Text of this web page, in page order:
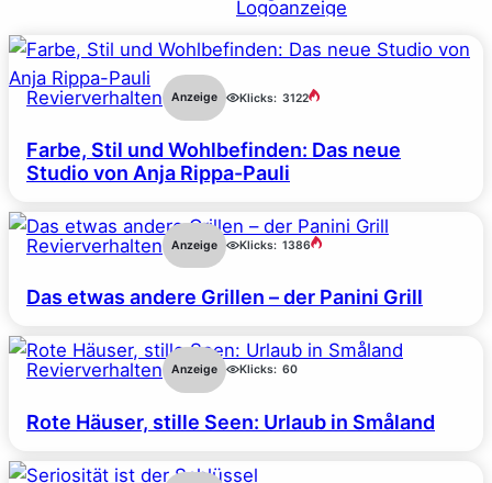
Revierverhalten Anzeige Klicks: 3122
Farbe, Stil und Wohlbefinden: Das neue
Studio von Anja Rippa-Pauli
Revierverhalten Anzeige Klicks: 1386
Das etwas andere Grillen – der Panini Grill
Revierverhalten Anzeige Klicks: 60
Rote Häuser, stille Seen: Urlaub in Småland